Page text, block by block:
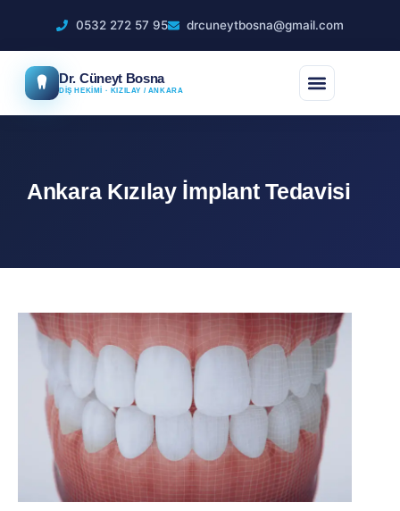
0532 272 57 95 drcuneytbosna@gmail.com
Dr. Cüneyt Bosna
DİŞ HEKİMİ · KIZILAY / ANKARA
Ankara Kızılay İmplant Tedavisi